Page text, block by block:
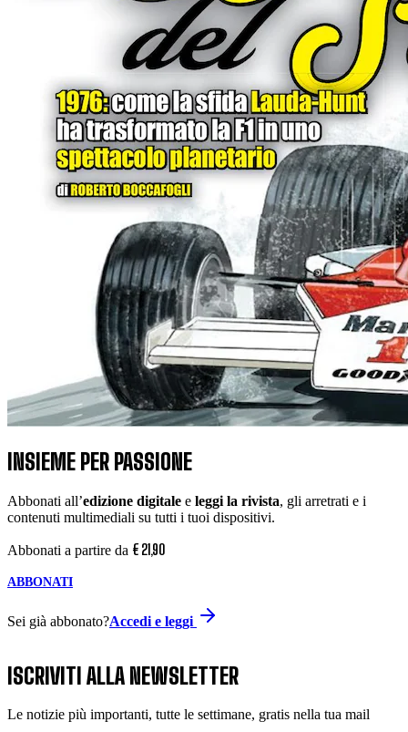
INSIEME PER PASSIONE
Abbonati all’edizione digitale e leggi la rivista, gli arretrati e i
contenuti multimediali su tutti i tuoi dispositivi.
Abbonati a partire da € 21,90
ABBONATI
Sei già abbonato?Accedi e leggi
ISCRIVITI ALLA NEWSLETTER
Le notizie più importanti, tutte le settimane, gratis nella tua mail